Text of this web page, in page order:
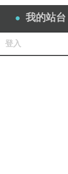
我的站台
登入